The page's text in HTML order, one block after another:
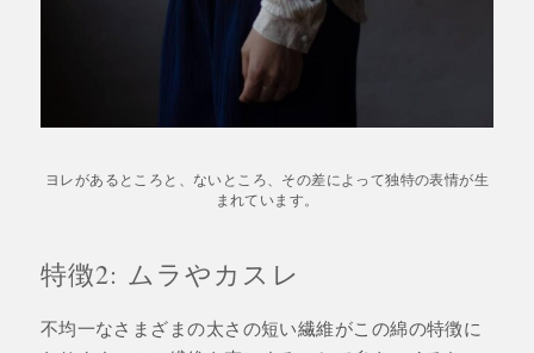
ヨレがあるところと、ないところ、その差によって独特の表情が生
まれています。
特徴2: ムラやカスレ
不均一なさまざまの太さの短い繊維がこの綿の特徴に